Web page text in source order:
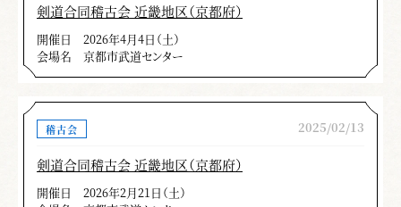
剣道合同稽古会 近畿地区（京都府）
開催日
2026年4月4日（土）
会場名
京都市武道センター
稽古会 2025/02/13
剣道合同稽古会 近畿地区（京都府）
開催日
2026年2月21日（土）